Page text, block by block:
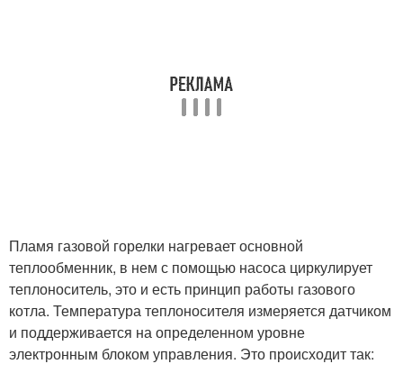
Пламя газовой горелки нагревает основной
теплообменник, в нем с помощью насоса циркулирует
теплоноситель, это и есть принцип работы газового
котла. Температура теплоносителя измеряется датчиком
и поддерживается на определенном уровне
электронным блоком управления. Это происходит так: